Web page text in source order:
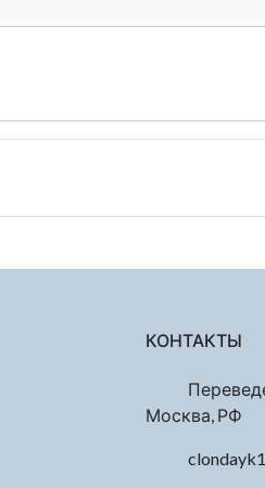
КОНТАКТЫ
Москва, РФ